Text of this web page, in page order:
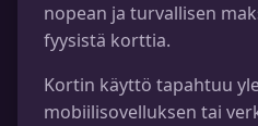
nopean ja turvallisen
fyysistä korttia.
Kortin käyttö tapahtuu
mobiilisovelluksen tai